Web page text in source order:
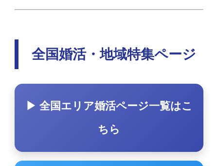
全国婚活・地域特集ページ
▶ 全国エリア婚活ページ一覧はこ
ちら